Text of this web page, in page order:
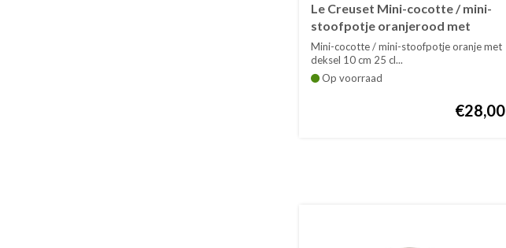
Le Creuset Mini-cocotte / mini-
stoofpotje oranjerood met
deksel
Mini-cocotte / mini-stoofpotje oranje met
deksel 10 cm 25 cl...
Op voorraad
€28,00